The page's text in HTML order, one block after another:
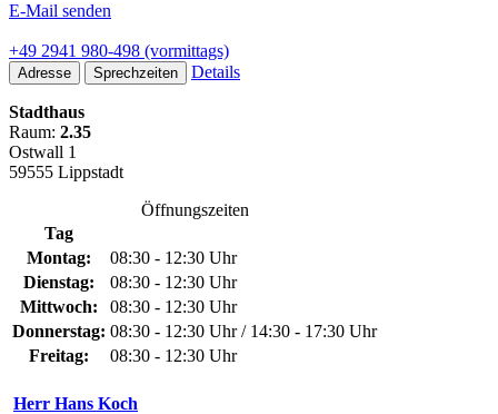
E-Mail senden
+49 2941 980-498 (vormittags)
Adresse Sprechzeiten Details
Stadthaus
Raum: 2.35
Ostwall 1
59555 Lippstadt
Öffnungszeiten
Tag
Montag:
08:30 - 12:30 Uhr
Dienstag:
08:30 - 12:30 Uhr
Mittwoch:
08:30 - 12:30 Uhr
Donnerstag: 08:30 - 12:30 Uhr / 14:30 - 17:30 Uhr
Freitag:
08:30 - 12:30 Uhr
Herr Hans Koch